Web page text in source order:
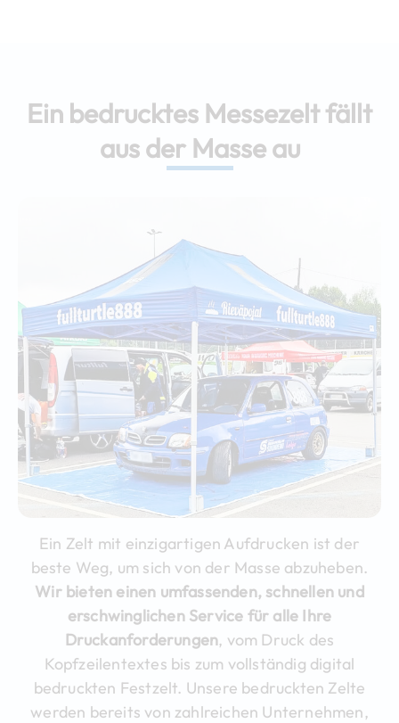
Ein bedrucktes Messezelt fällt
aus der Masse au
Ein Zelt mit einzigartigen Aufdrucken ist der
beste Weg, um sich von der Masse abzuheben.
Wir bieten einen umfassenden, schnellen und
erschwinglichen Service für alle Ihre
Druckanforderungen, vom Druck des
Kopfzeilentextes bis zum vollständig digital
bedruckten Festzelt. Unsere bedruckten Zelte
werden bereits von zahlreichen Unternehmen,